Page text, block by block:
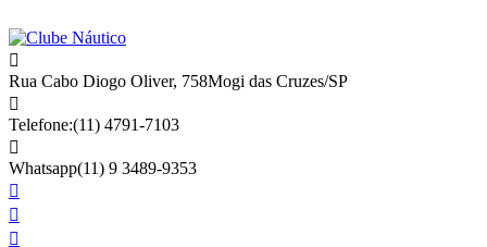
Rua Cabo Diogo Oliver, 758Mogi das Cruzes/SP
Telefone:(11) 4791-7103
Whatsapp(11) 9 3489-9353